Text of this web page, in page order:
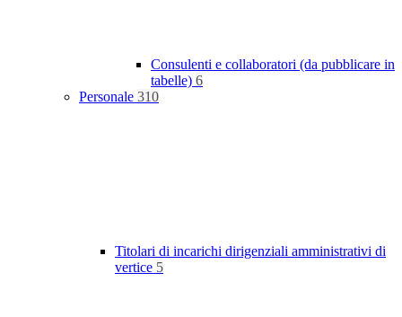
Consulenti e collaboratori (da pubblicare in
tabelle) 6
Personale 310
Titolari di incarichi dirigenziali amministrativi di
vertice 5